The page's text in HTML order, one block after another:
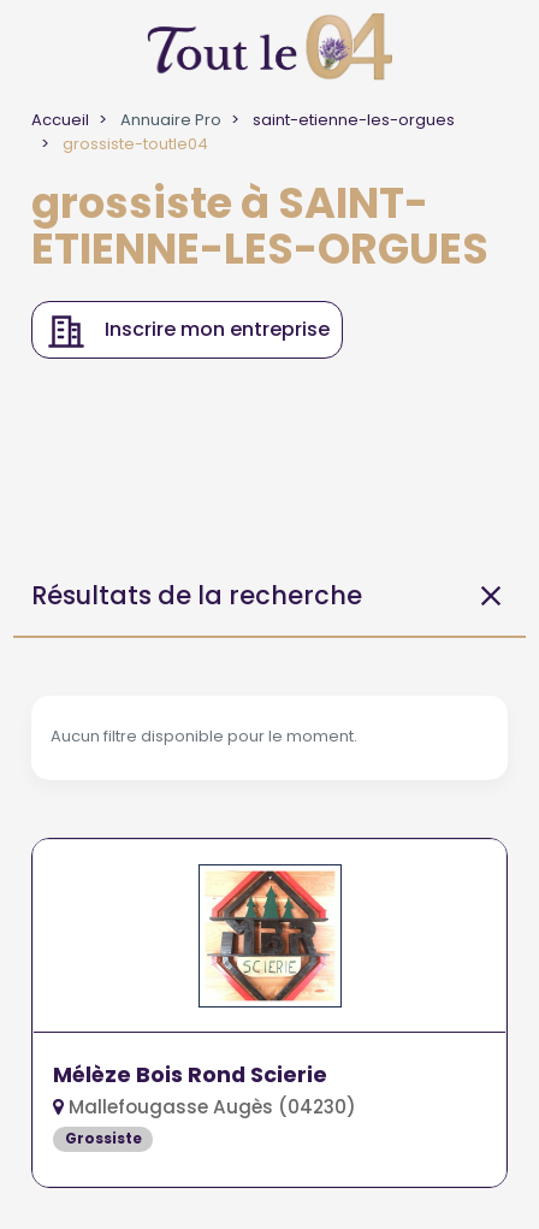
Accueil Annuaire Pro
saint-etienne-les-orgues
grossiste-toutle04
grossiste à SAINT-
ETIENNE-LES-ORGUES
Inscrire mon entreprise
Résultats de la recherche
Aucun filtre disponible pour le moment.
Mélèze Bois Rond Scierie
Mallefougasse Augès (04230)
Grossiste